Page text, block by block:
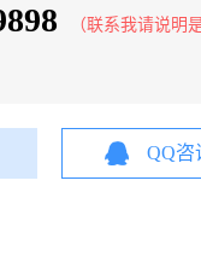
（联系我请说明
QQ咨